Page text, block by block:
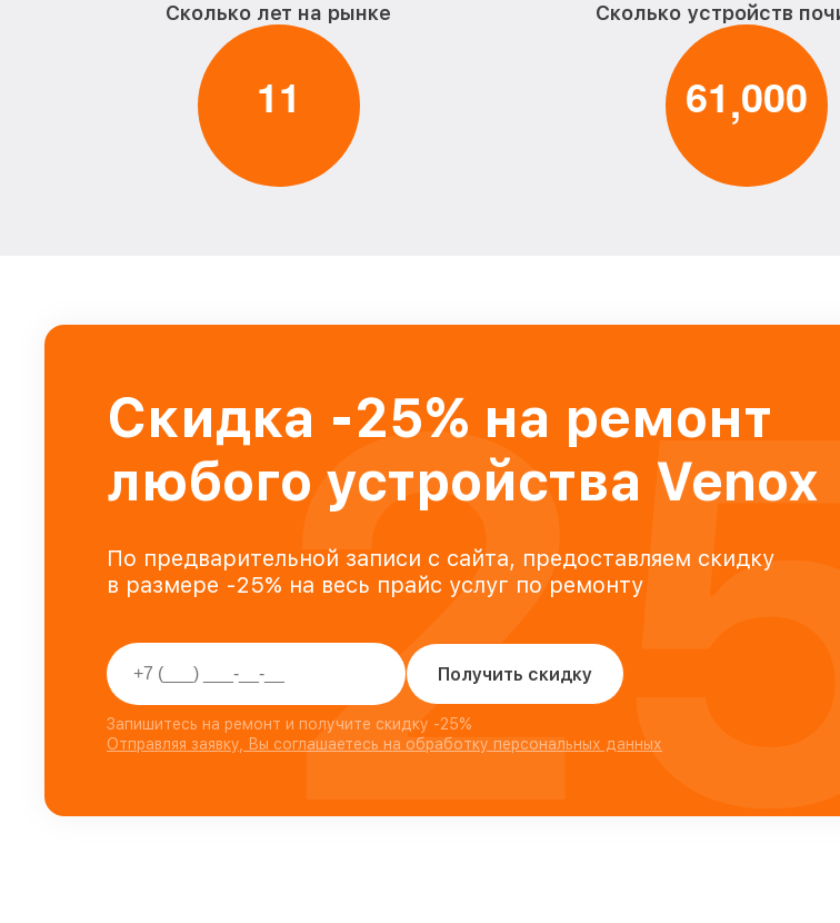
Сколько лет на рынке
11
Сколько устройств
61,000
Скидка -25% на ремонт
любого устройства Venox
По предварительной записи с сайта, предоставляем скидку
в размере -25% на весь прайс услуг по ремонту
Получить скидку
Запишитесь на ремонт и получите скидку -25%
Отправляя заявку, Вы соглашаетесь на обработку персональных данных
25